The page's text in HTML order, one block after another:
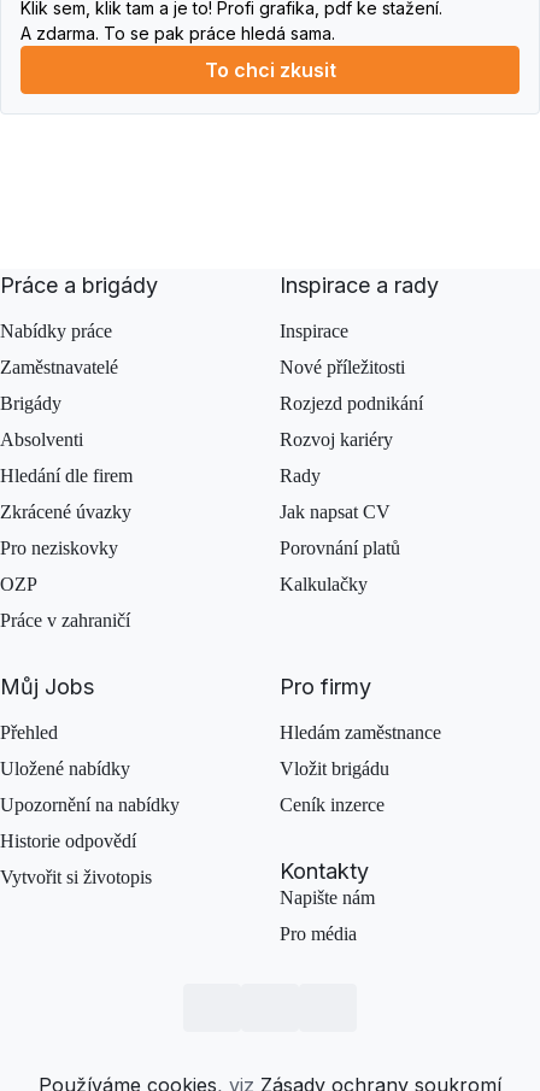
Klik sem, klik tam a je to! Profi grafika, pdf ke stažení.
A zdarma. To se pak práce hledá sama.
To chci zkusit
Práce a brigády
Nabídky práce
Zaměstnavatelé
Brigády
Absolventi
Hledání dle firem
Zkrácené úvazky
Pro neziskovky
OZP
Práce v zahraničí
Inspirace a rady
Inspirace
Nové příležitosti
Rozjezd podnikání
Rozvoj kariéry
Rady
Jak napsat CV
Porovnání platů
Kalkulačky
Můj Jobs
Přehled
Uložené nabídky
Upozornění na nabídky
Historie odpovědí
Vytvořit si životopis
Pro firmy
Hledám zaměstnance
Vložit brigádu
Ceník inzerce
Kontakty
Napište nám
Pro média
Používáme cookies, viz Zásady ochrany soukromí